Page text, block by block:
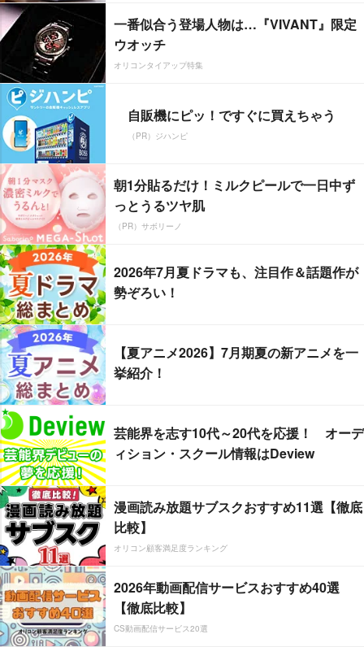
一番似合う登場人物は…『VIVANT』限定
ウオッチ
オリコンタイアップ特集
自販機にピッ！ですぐに買えちゃう
（PR）ジハンピ
朝1分貼るだけ！ミルクピールで一日中ず
っとうるツヤ肌
（PR）サボリーノ
2026年7月夏ドラマも、注目作＆話題作が
勢ぞろい！
【夏アニメ2026】7月期夏の新アニメを一
挙紹介！
芸能界を志す10代～20代を応援！ オーデ
ィション・スクール情報はDeview
漫画読み放題サブスクおすすめ11選【徹底
比較】
オリコン顧客満足度ランキング
2026年動画配信サービスおすすめ40選
【徹底比較】
CS動画配信サービス20選